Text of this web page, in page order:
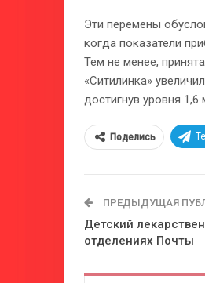
Эти перемены
когда показатели
Тем не менее,
«Ситилинка»
достигнув уровня 1,6
Поделись
ПРЕДЫДУЩАЯ
Детский
отделениях Почты